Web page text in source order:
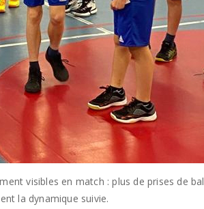
visibles en match : plus de prises de
la dynamique suivie.